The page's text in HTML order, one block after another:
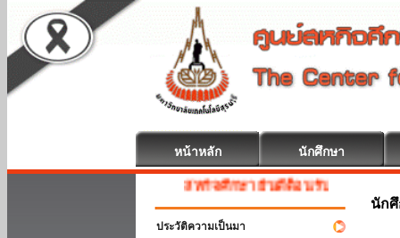
หน้าหลัก นักศึกษา
สหกิจศึกษา ยินดีต้อนรับ
ประวัติความเป็นมา
นัก